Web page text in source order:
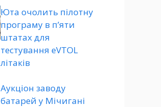
Юта очолить пілотну
програму в п’яти
штатах для
тестування eVTOL
літаків
Аукціон заводу
батарей у Мічигані